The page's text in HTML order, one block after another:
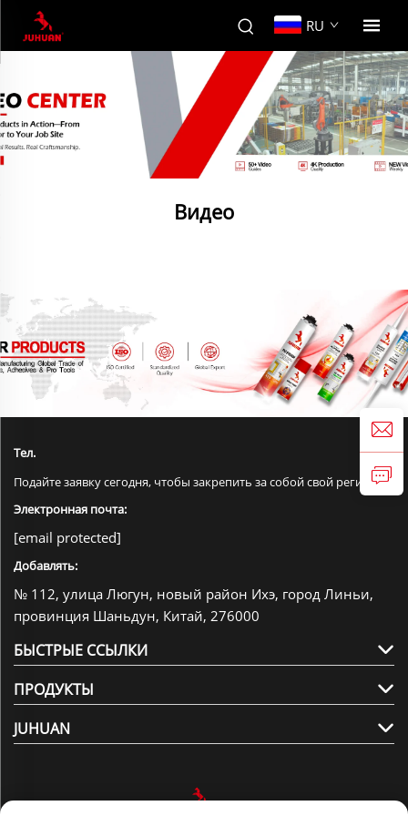
RU
Видео
Тел.
Подайте заявку сегодня, чтобы закрепить за собой свой регион.
Электронная почта:
[email protected]
Добавлять:
№ 112, улица Люгун, новый район Ихэ, город Линьи,
провинция Шаньдун, Китай, 276000
БЫСТРЫЕ ССЫЛКИ
ПРОДУКТЫ
JUHUAN